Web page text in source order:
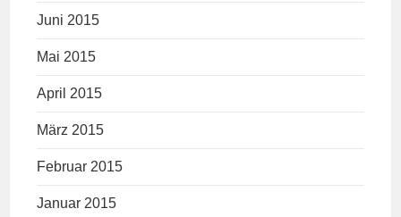
Juni 2015
Mai 2015
April 2015
März 2015
Februar 2015
Januar 2015